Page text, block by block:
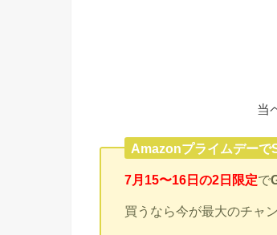
当
Amazonプライムデーで
7月15〜16日の2日限定で
買うなら今が最大のチャ